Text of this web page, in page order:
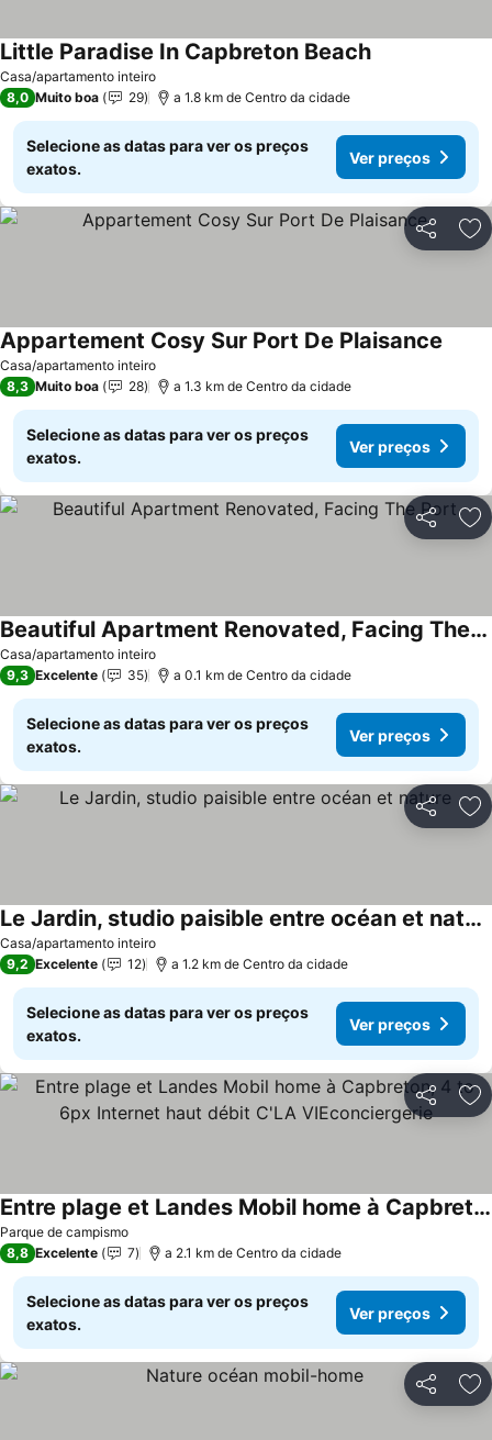
Casa/apartamento inteiro
Little Paradise In Capbreton BeachVer preços
8,0 Muito boa 29 a 1.8 km de Centro da cidade
Selecione as datas para ver os preços
exatos.
Ver preços
Partilhar
Casa/apartamento inteiro
Appartement Cosy Sur Port De Plaisance
8,3 Muito boa 28 a 1.3 km de Centro da cidade
Selecione as datas para ver os preços
exatos.
Ver preços
Partilhar
Casa/apartamento inteiro
Beautiful Apartment Renovated, Facing The Port
Ver preços
9,3 Excelente 35 a 0.1 km de Centro da cidade
Selecione as datas para ver os preços
exatos.
Ver preços
Partilhar
Casa/apartamento inteiro
Le Jardin, studio paisible entre océan et nature
Ver preços
9,2 Excelente 12 a 1.2 km de Centro da cidade
Selecione as datas para ver os preços
exatos.
Ver preços
Partilhar
Parque de campismo
Entre plage et Landes Mobil home à Capbreton, 4 to 6px Internet haut débit C'LA VIEconciergerie
Ver preços
8,8 Excelente 7 a 2.1 km de Centro da cidade
Selecione as datas para ver os preços
exatos.
Ver preços
Partilhar